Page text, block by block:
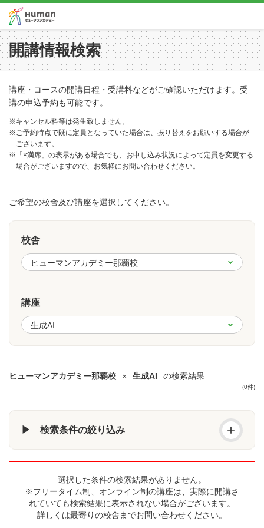
開講情報検索
講座・コースの開講日程・受講料などがご確認いただけます。受
講の申込予約も可能です。
※キャンセル料等は発生致しません。
※ご予約時点で既に定員となっていた場合は、振り替えをお願いする場合が
ございます。
※「×満席」の表示がある場合でも、お申し込み状況によって定員を変更する
場合がございますので、お気軽にお問い合わせください。
ご希望の校舎及び講座を選択してください。
校舎
講座
ヒューマンアカデミー那覇校 × 生成AI の検索結果
(0件)
▶ 検索条件の絞り込み +
選択した条件の検索結果がありません。
※フリータイム制、オンライン制の講座は、実際に開講さ
れていても検索結果に表示されない場合がございます。
詳しくは最寄りの校舎までお問い合わせください。